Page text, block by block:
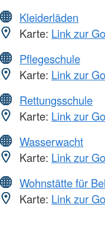
Kleiderläden
Karte: Link zur
Pflegeschule
Karte: Link zur
Rettungsschule
Karte: Link zur
Wasserwacht
Karte: Link zur
Wohnstätte für
Karte: Link zur